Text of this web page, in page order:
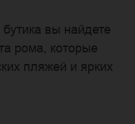
вы найдете
рома, которые
пляжей и ярких